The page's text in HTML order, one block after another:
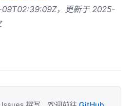
，更新于 2025-